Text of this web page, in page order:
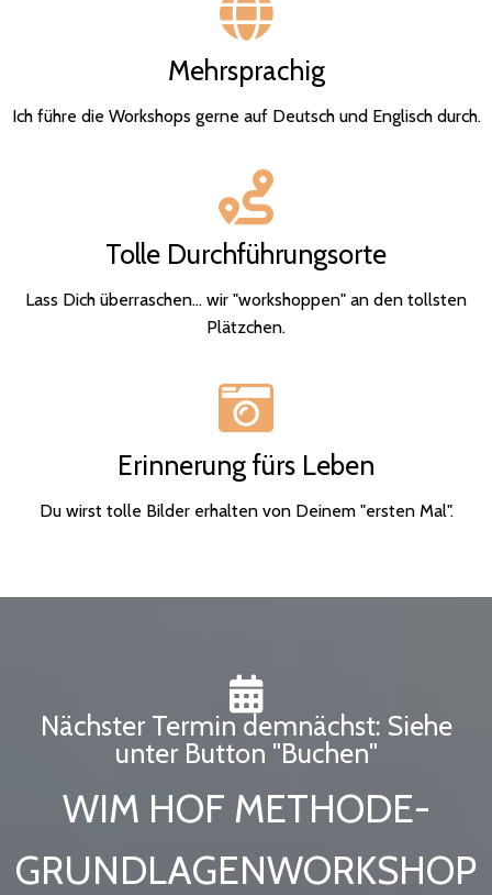
Mehrsprachig
Ich führe die Workshops gerne auf Deutsch und Englisch durch.
Tolle Durchführungsorte
Lass Dich überraschen... wir "workshoppen" an den tollsten
Plätzchen.
Erinnerung fürs Leben
Du wirst tolle Bilder erhalten von Deinem "ersten Mal".
Nächster Termin demnächst: Siehe
unter Button "Buchen"
WIM HOF METHODE-
GRUNDLAGENWORKSHOP